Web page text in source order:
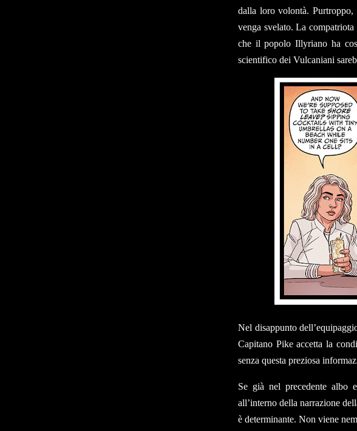
dalla loro volontà.
venga svelato. La
che il popolo Illyriano ha
scientifico dei Vulcaniani
Nel disappunto
Capitano Pike accetta la
senza questa preziosa
Se già nel precedente albo
all’interno della narrazione
è determinante. Non viene